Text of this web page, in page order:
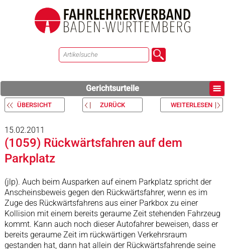
Gerichtsurteile
ÜBERSICHT ZURÜCK WEITERLESEN
15.02.2011
(1059) Rückwärtsfahren auf dem
Parkplatz
(jlp). Auch beim Ausparken auf einem Parkplatz spricht der
Anscheinsbeweis gegen den Rückwärtsfahrer, wenn es im
Zuge des Rückwärtsfahrens aus einer Parkbox zu einer
Kollision mit einem bereits geraume Zeit stehenden Fahrzeug
kommt. Kann auch noch dieser Autofahrer beweisen, dass er
bereits geraume Zeit im rückwärtigen Verkehrsraum
gestanden hat, dann hat allein der Rückwärtsfahrende seine